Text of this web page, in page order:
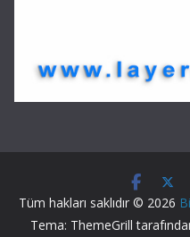
Tüm hakları saklıdır © 2026
Tema: ThemeGrill